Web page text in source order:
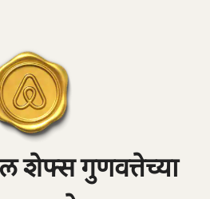
शेफ्स गुणवत्तेच्या